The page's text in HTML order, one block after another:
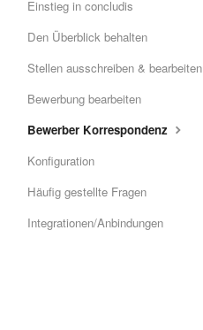
Einstieg in concludis
Den Überblick behalten
Stellen ausschreiben & bearbeiten
Bewerbung bearbeiten
Bewerber Korrespondenz
Konfiguration
Häufig gestellte Fragen
Integrationen/Anbindungen